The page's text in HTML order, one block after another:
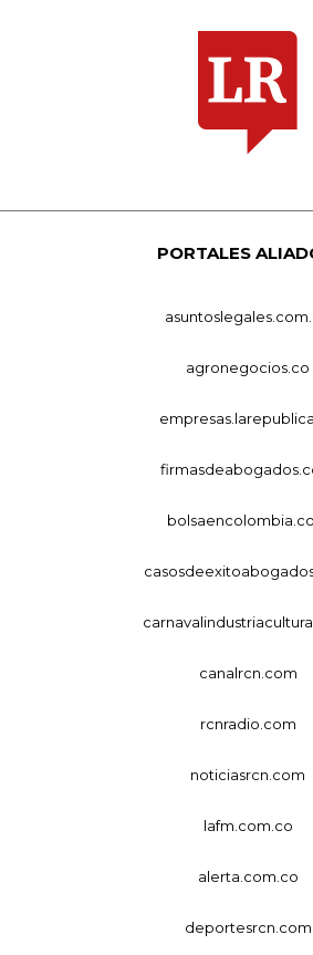
PORTALES
agronegocios.co
canalrcn.com
rcnradio.com
noticiasrcn.com
lafm.com.co
alerta.com.co
deportesrcn.com